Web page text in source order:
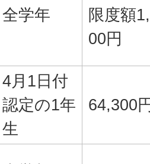
全学年
限度額
00円
4月1日付
認定の1年
生
64,300